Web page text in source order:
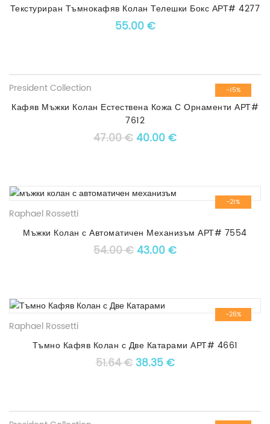
Текстуриран Тъмнокафяв Колан Телешки Бокс АРТ# 4277
55.00€
-15%
President Collection
Кафяв Мъжки Колан Естествена Кожа С Орнаменти АРТ#
7612
47.00€Original price was: 47.00
40.00€Текущата цена е:
-21%
Raphael Rossetti
Мъжки Колан с Автоматичен Механизъм АРТ# 7554
54.00€Original price was: 54.00
43.00€Текущата цена е:
-26%
Raphael Rossetti
Тъмно Кафяв Колан с Две Катарами АРТ# 4661
51.64€ Original price was: 51.64 €.
38.35€Текущата цена е: